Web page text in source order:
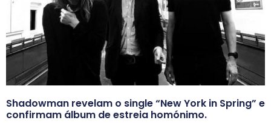
Shadowman revelam o single “New York in Spring” e
confirmam álbum de estreia homónimo.